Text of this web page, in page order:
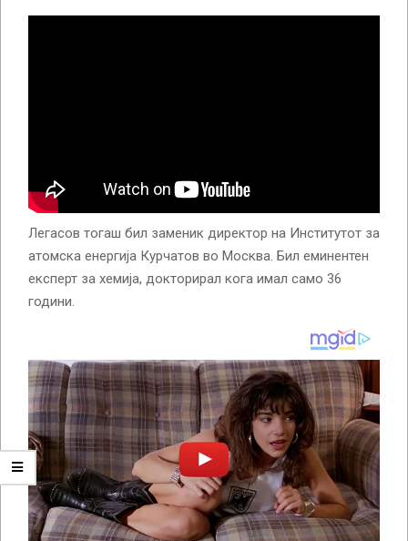
Легасов тогаш бил заменик директор на Институтот за
атомска енергија Курчатов во Москва. Бил еминентен
експерт за хемија, докторирал кога имал само 36
години.